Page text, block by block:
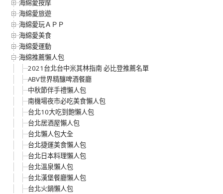
海綿愛按摩
海綿愛旅遊
海綿愛玩ＡＰＰ
海綿愛美食
海綿愛運動
海綿推薦懶人包
2021台北台中米其林指南 必比登推薦名單
ABV世界精釀啤酒餐廳
中秋節伴手禮懶人包
南機場夜市必吃美食懶人包
台北10大吃到飽懶人包
台北居酒屋懶人包
台北懶人包大全
台北捷運美食懶人包
台北日本料理懶人包
台北溫泉懶人包
台北漢堡餐廳懶人包
台北火鍋懶人包